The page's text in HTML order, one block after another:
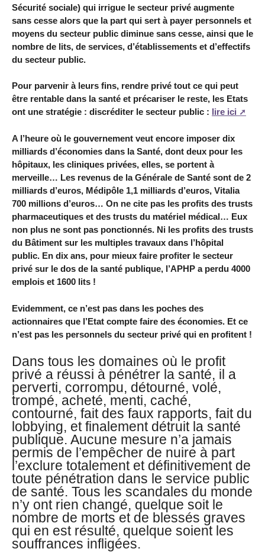
Sécurité sociale) qui irrigue le secteur privé augmente
sans cesse alors que la part qui sert à payer personnels et
moyens du secteur public diminue sans cesse, ainsi que le
nombre de lits, de services, d’établissements et d’effectifs
du secteur public.
Pour parvenir à leurs fins, rendre privé tout ce qui peut
être rentable dans la santé et précariser le reste, les Etats
ont une stratégie : discréditer le secteur public : lire ici
A l’heure où le gouvernement veut encore imposer dix
milliards d’économies dans la Santé, dont deux pour les
hôpitaux, les cliniques privées, elles, se portent à
merveille… Les revenus de la Générale de Santé sont de 2
milliards d’euros, Médipôle 1,1 milliards d’euros, Vitalia
700 millions d’euros… On ne cite pas les profits des trusts
pharmaceutiques et des trusts du matériel médical… Eux
non plus ne sont pas ponctionnés. Ni les profits des trusts
du Bâtiment sur les multiples travaux dans l’hôpital
public. En dix ans, pour mieux faire profiter le secteur
privé sur le dos de la santé publique, l’APHP a perdu 4000
emplois et 1600 lits !
Evidemment, ce n’est pas dans les poches des
actionnaires que l’Etat compte faire des économies. Et ce
n’est pas les personnels du secteur privé qui en profitent !
Dans tous les domaines où le profit
privé a réussi à pénétrer la santé, il a
perverti, corrompu, détourné, volé,
trompé, acheté, menti, caché,
contourné, fait des faux rapports, fait du
lobbying, et finalement détruit la santé
publique. Aucune mesure n’a jamais
permis de l’empêcher de nuire à part
l’exclure totalement et définitivement de
toute pénétration dans le service public
de santé. Tous les scandales du monde
n’y ont rien changé, quelque soit le
nombre de morts et de blessés graves
qui en est résulté, quelque soient les
souffrances infligées.